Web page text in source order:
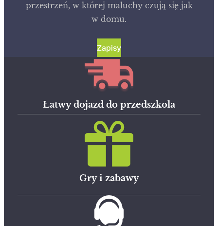
przestrzeń, w której maluchy czują się jak
w domu.
Zapisy
Łatwy dojazd do przedszkola
Gry i zabawy